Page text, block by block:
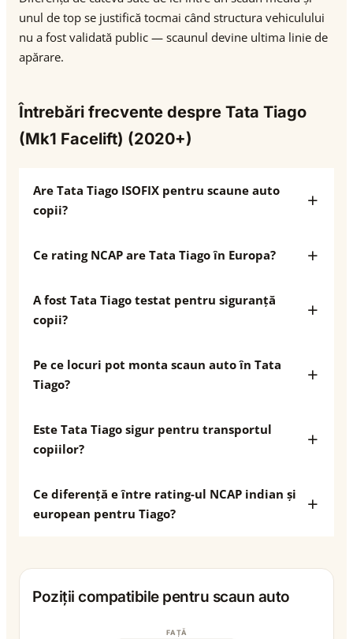
unul de top se justifică tocmai când structura vehiculului
nu a fost validată public — scaunul devine ultima linie de
apărare.
Întrebări frecvente despre Tata Tiago
(Mk1 Facelift) (2020+)
Are Tata Tiago ISOFIX pentru scaune auto
copii?
Ce rating NCAP are Tata Tiago în Europa?
A fost Tata Tiago testat pentru siguranță
copii?
Pe ce locuri pot monta scaun auto în Tata
Tiago?
Este Tata Tiago sigur pentru transportul
copiilor?
Ce diferență e între rating-ul NCAP indian și
european pentru Tiago?
Poziții compatibile pentru scaun auto
FAȚĂ